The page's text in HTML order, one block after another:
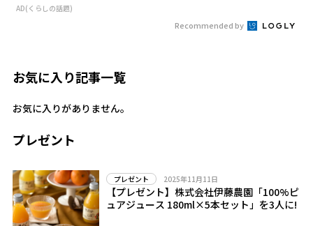
AD(くらしの話題)
Recommended by
お気に入り記事一覧
お気に入りがありません。
プレゼント
プレゼント 2025年11月11日
【プレゼント】株式会社伊藤農園「100%ピ
ュアジュース 180ml×5本セット」を3人に!